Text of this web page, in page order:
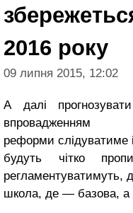
2016 року
09 липня 2015, 12:02
А далі
впровадженням
реформи слідуватиме
будуть чітко
регламентуватимуть,
школа, де — базова,